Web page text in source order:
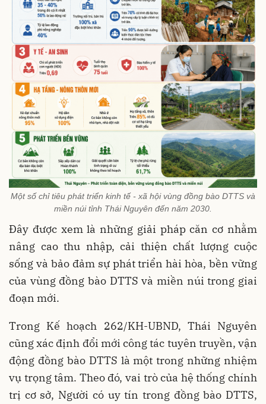
Một số chỉ tiêu phát triển kinh tế - xã hội vùng đồng bào DTTS và
miền núi tỉnh Thái Nguyên đến năm 2030.
Đây được xem là những giải pháp căn cơ nhằm
nâng cao thu nhập, cải thiện chất lượng cuộc
sống và bảo đảm sự phát triển hài hòa, bền vững
của vùng đồng bào DTTS và miền núi trong giai
đoạn mới.
Trong Kế hoạch 262/KH-UBND, Thái Nguyên
cũng xác định đổi mới công tác tuyên truyền, vận
động đồng bào DTTS là một trong những nhiệm
vụ trọng tâm. Theo đó, vai trò của hệ thống chính
trị cơ sở, Người có uy tín trong đồng bào DTTS,